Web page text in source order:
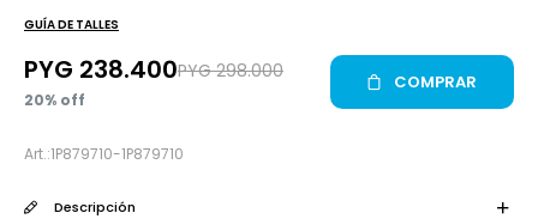
1P879710-1P879710
GUÍA DE TALLES
PYG 238.400PYG 298.000
20
COMPRAR
Descripción